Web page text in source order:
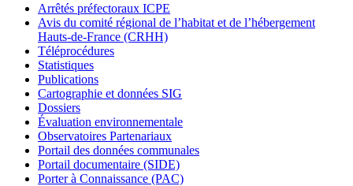
Arrêtés préfectoraux ICPE
Avis du comité régional de l’habitat et de l’hébergement
Hauts-de-France (CRHH)
Téléprocédures
Statistiques
Publications
Cartographie et données SIG
Dossiers
Évaluation environnementale
Observatoires Partenariaux
Portail des données communales
Portail documentaire (SIDE)
Porter à Connaissance (PAC)